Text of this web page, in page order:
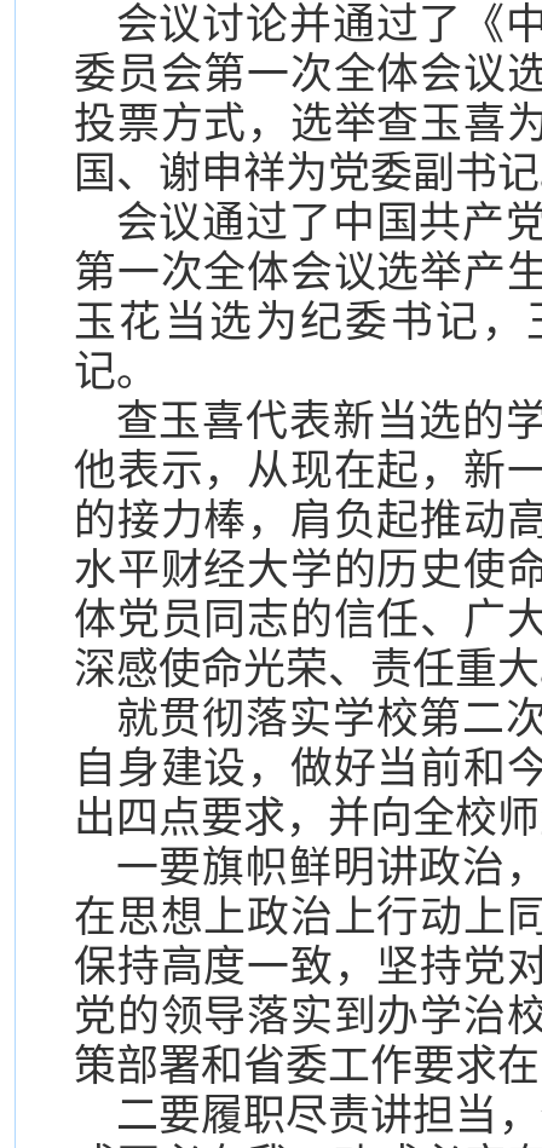
会议讨论并通过了《
委员会第一次全体会议
投票方式，选举查玉喜
国、谢申祥为党委副书
会议通过了中国共产
第一次全体会议选举产
玉花当选为纪委书记
记。
查玉喜代表新当选的
他表示，从现在起，新
的接力棒，肩负起推动
水平财经大学的历史使
体党员同志的信任、广
深感使命光荣、责任重
就贯彻落实学校第二
自身建设，做好当前和
出四点要求，并向全校
一要旗帜鲜明讲政治
在思想上政治上行动上
保持高度一致，坚持党
党的领导落实到办学治
策部署和省委工作要求
二要履职尽责讲担当